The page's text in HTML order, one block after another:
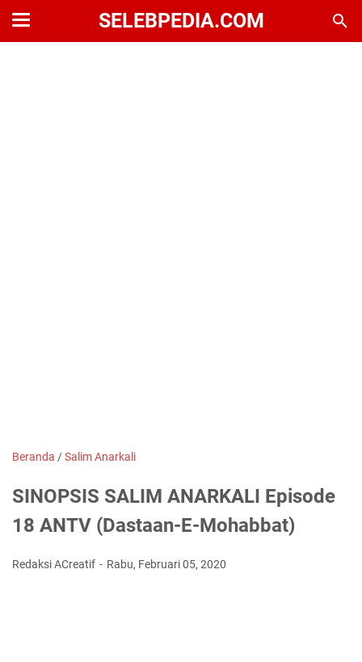
SELEBPEDIA.COM
Beranda /Salim Anarkali
SINOPSIS SALIM ANARKALI Episode
18 ANTV (Dastaan-E-Mohabbat)
Redaksi ACreatif Rabu, Februari 05, 2020